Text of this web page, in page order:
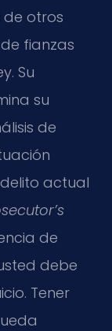
otros
fianzas
Su
su
de
actual
de
debe
Tener